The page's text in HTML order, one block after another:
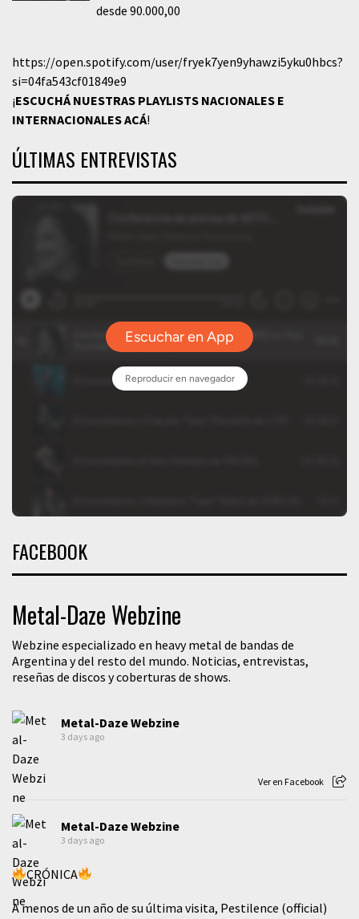
desde 90.000,00
https://open.spotify.com/user/fryek7yen9yhawzi5yku0hbcs?
si=04fa543cf01849e9
¡ESCUCHÁ NUESTRAS PLAYLISTS NACIONALES E
INTERNACIONALESACÁ!
ÚLTIMAS ENTREVISTAS
FACEBOOK
Metal-Daze Webzine
Webzine especializado en heavy metal de bandas de
Argentina y del resto del mundo. Noticias, entrevistas,
reseñas de discos y coberturas de shows.
Metal-Daze Webzine
3 days ago
Ver en Facebook
Metal-Daze Webzine
3 days ago
CRÓNICA
A menos de un año de su última visita, Pestilence (official)